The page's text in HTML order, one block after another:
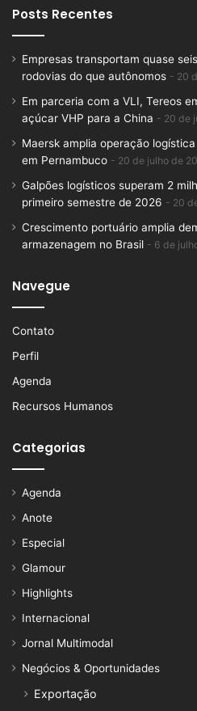
Posts Recentes
Empresas transportam quase
rodovias do que autônomos
20
Em parceria com a VLI, Tereos
açúcar VHP para a China
20 de
Maersk amplia operação
em Pernambuco
20 de julho de
Galpões logísticos superam 2
primeiro semestre de 2026
20
Crescimento portuário amplia
armazenagem no Brasil
6 de
Navegue
Contato
Perfil
Agenda
Recursos Humanos
Categorias
Agenda
Anote
Especial
Glamour
Highlights
Internacional
Jornal Multimodal
Negócios & Oportunidades
Exportação